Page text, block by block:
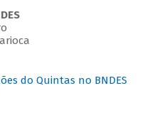
do Quintas no BNDES